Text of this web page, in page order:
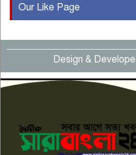
৫
৬
৭
Our Like Page
Design &